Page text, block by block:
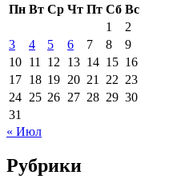
Пн Вт Ср Чт Пт Сб Вс
1
2
3
4 5 6 7 8
9
10 11 12 13 14 15 16
17 18 19 20 21 22 23
24 25 26 27 28 29 30
31
« Июл
Рубрики